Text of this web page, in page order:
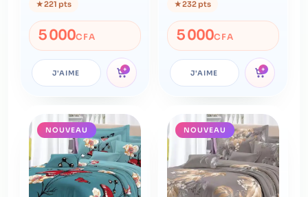
★221 pts
5 000CFA
J'AIME +
★232 pts
5 000CFA
J'AIME +
NOUVEAU NOUVEAU